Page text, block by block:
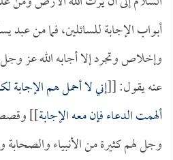
أبواب الإجابة للسائلين، فما من
وإخلاص وتجرد إلا أجابه الله عز
عنه يقول: [[إني لا أحمل هم الإجابة
ألهمت الدعاء فإن معه الإجابة]] وقصص
وجل لهم كثيرة من الأنبياء والصحابة